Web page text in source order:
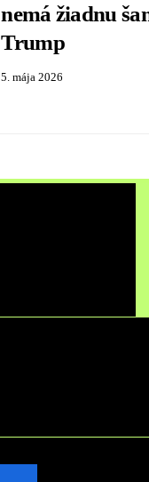
nemá žiadnu
Trump
5. mája 2026